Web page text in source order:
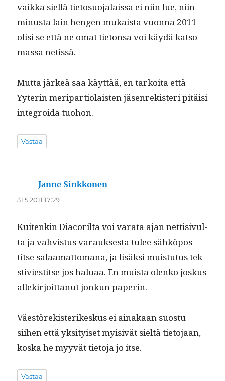
vaik­ka siel­lä tieto­suo­jalais­sa ei niin lue, niin
minus­ta lain hen­gen mukaista vuon­na 2011
olisi se että ne omat tieton­sa voi käy­dä kat­so­
mas­sa netissä.
Mut­ta järkeä saa käyt­tää, en tarkoi­ta että
Yyterin meri­par­ti­o­lais­ten jäsen­rek­isteri pitäisi
inte­groi­da tuohon.
Vastaa
Janne Sinkkonen
31.5.2011 17:29
Kuitenkin Dia­co­ril­ta voi vara­ta ajan net­ti­sivul­
ta ja vahvis­tus varauk­ses­ta tulee sähkö­pos­
titse salaa­mat­tomana, ja lisäk­si muis­tu­tus tek­
stivi­estitse jos halu­aa. En muista olenko joskus
allekir­joit­tanut jonkun paperin.
Väestörek­isterikeskus ei ainakaan suos­tu
siihen että yksi­tyiset myi­sivät sieltä tieto­jaan,
kos­ka he myyvät tieto­ja jo itse.
Vastaa